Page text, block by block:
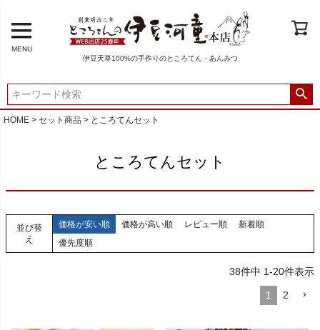
MENU
伊豆天草100%の手作りのところてん・あんみつ
HOME セット商品 ところてんセット
ところてんセット
並び替
え
価格が安い順 価格が高い順 レビュー順
新着順
優先度順
38件中 1-20件表示
1 2